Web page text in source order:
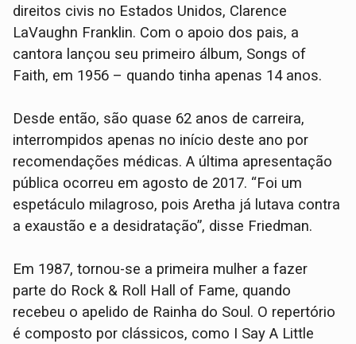
direitos civis no Estados Unidos, Clarence
LaVaughn Franklin. Com o apoio dos pais, a
cantora lançou seu primeiro álbum, Songs of
Faith, em 1956 – quando tinha apenas 14 anos.
Desde então, são quase 62 anos de carreira,
interrompidos apenas no início deste ano por
recomendações médicas. A última apresentação
pública ocorreu em agosto de 2017. “Foi um
espetáculo milagroso, pois Aretha já lutava contra
a exaustão e a desidratação”, disse Friedman.
Em 1987, tornou-se a primeira mulher a fazer
parte do Rock & Roll Hall of Fame, quando
recebeu o apelido de Rainha do Soul. O repertório
é composto por clássicos, como I Say A Little